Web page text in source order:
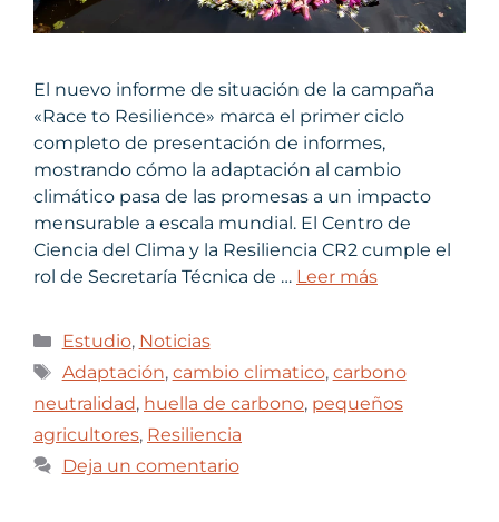
El nuevo informe de situación de la campaña
«Race to Resilience» marca el primer ciclo
completo de presentación de informes,
mostrando cómo la adaptación al cambio
climático pasa de las promesas a un impacto
mensurable a escala mundial. El Centro de
Ciencia del Clima y la Resiliencia CR2 cumple el
rol de Secretaría Técnica de … Leer más
Estudio, Noticias
Adaptación, cambio climatico, carbono
neutralidad, huella de carbono, pequeños
agricultores, Resiliencia
Deja un comentario